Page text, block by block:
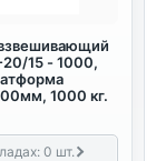
15 - 1000,
1000 кг.
0 шт.